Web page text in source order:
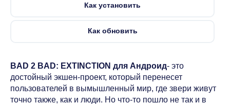
Как установить
Как обновить
BAD 2 BAD: EXTINCTION для Андроид- это
достойный экшен-проект, который перенесет
пользователей в вымышленный мир, где звери живут
точно также, как и люди. Но что-то пошло не так и в